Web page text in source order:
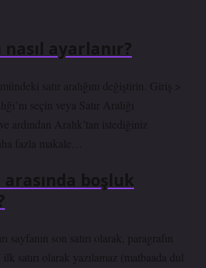
nasıl ayarlanır?
satır aralığını değiştirin. Giriş >
seçin veya Satır Aralığı
ardından Aralık’tan istediğiniz
fazla makale…
boşluk
sayfanın son satırı olarak, paragrafın
ilk satırı olarak yazılamaz (matbaada dul